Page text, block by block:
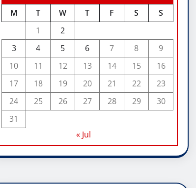
M
T W T F S
S
1
2
3
4 5 6 7 8
9
10
11 12 13 14 15
16
17
18 19 20 21 22
23
24
25 26 27 28 29
30
31
« Jul